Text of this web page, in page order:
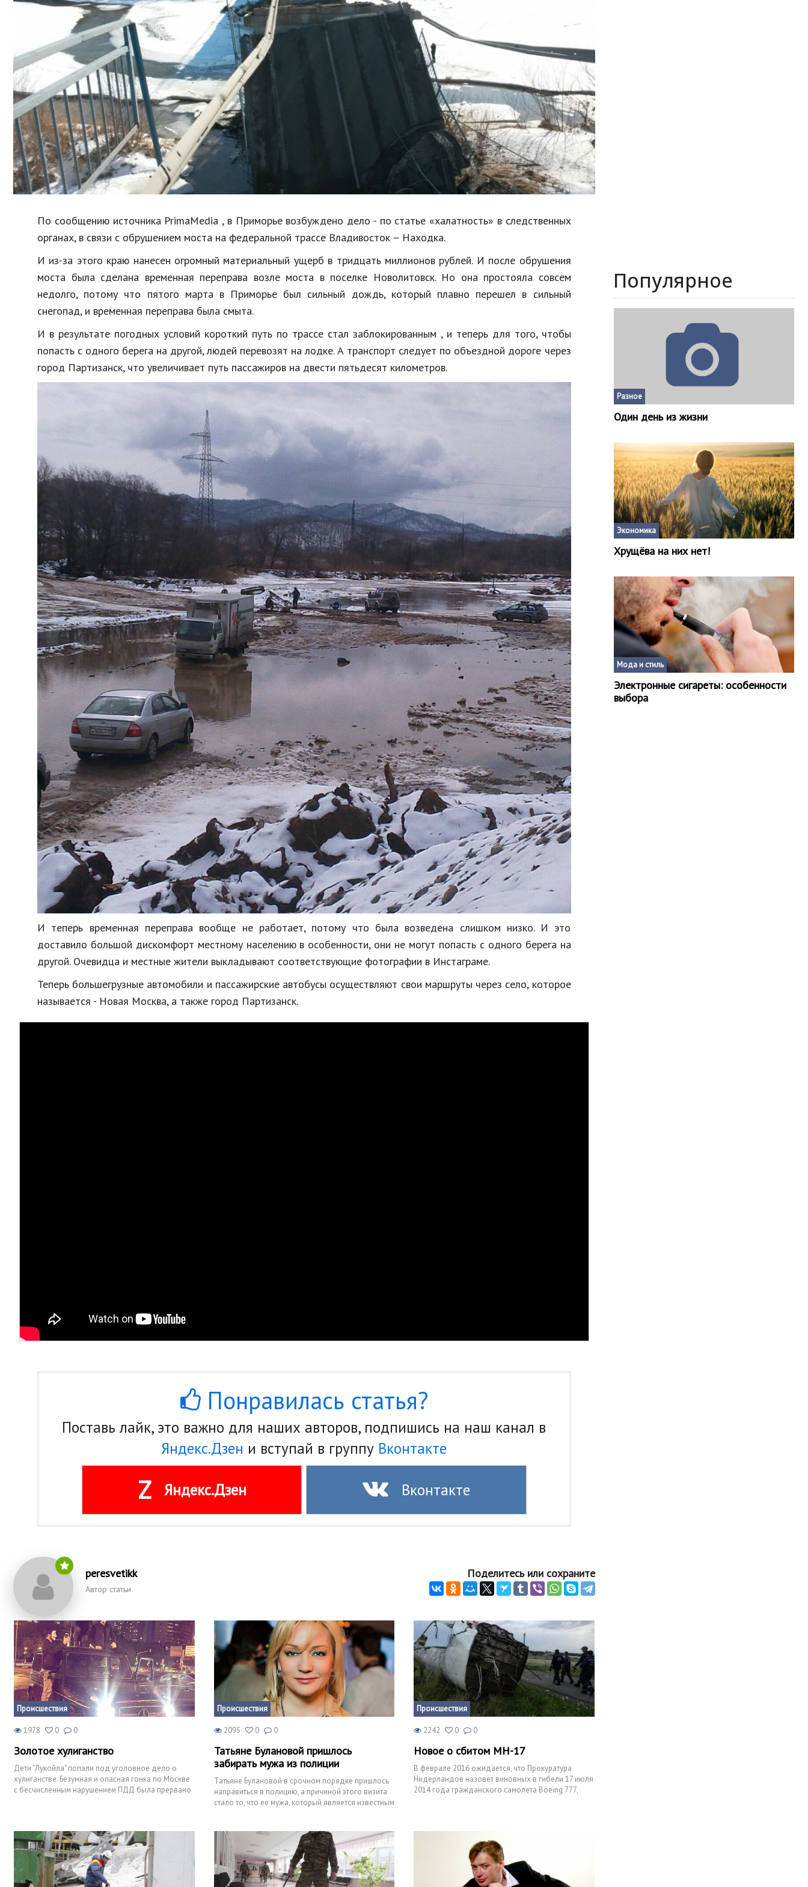
Образование
В мире
Культура
Авто, мото
Спорт
Знаменитости
Недвижимость
Спорт и фитнес
Психология и отношения
Творчество и рукоделие
Работа и бизнес
Еда и напитки
Хобби и развлечения
Финансы
Юриспруденция
Природа
Образование
Наука и технологии
По сообщению источника PrimaMedia , в Приморье возбуждено дело - по статье «халатность» в следственных
органах, в связи с обрушением моста на федеральной трассе Владивосток – Находка.
И из-за этого краю нанесен огромный материальный ущерб в тридцать миллионов рублей. И после обрушения
моста была сделана временная переправа возле моста в поселке Новолитовск. Но она простояла совсем
недолго, потому что пятого марта в Приморье был сильный дождь, который плавно перешел в сильный
снегопад, и временная переправа была смыта.
И в результате погодных условий короткий путь по трассе стал заблокированным , и теперь для того, чтобы
попасть с одного берега на другой, людей перевозят на лодке. А транспорт следует по объездной дороге через
город Партизанск, что увеличивает путь пассажиров на двести пятьдесят километров.
И теперь временная переправа вообще не работает, потому что была возведена слишком низко. И это
доставило большой дискомфорт местному населению в особенности, они не могут попасть с одного берега на
другой. Очевидца и местные жители выкладывают соответствующие фотографии в Инстаграме.
Теперь большегрузные автомобили и пассажирские автобусы осуществляют свои маршруты через село, которое
называется - Новая Москва, а также город Партизанск.
Понравилась статья?
Поставь лайк, это важно для наших авторов, подпишись на наш канал в
Яндекс.Дзен и вступай в группу Вконтакте
Z Яндекс.Дзен Вконтакте
peresvetikk
Автор статьи
Поделитесь или сохраните
Происшествия
1978 0 0
Золотое хулиганство
Дети "Лукойла" попали под уголовное дело о
хулиганстве. Безумная и опасная гонка по Москве
с бесчисленным нарушением ПДД была прервано
Происшествия
2095 0 0
Татьяне Булановой пришлось
забирать мужа из полиции
Татьяне Булановой в срочном порядке пришлось
направиться в полицию, а причиной этого визита
стало то, что ее мужа, который является известным
Происшествия
2242 0 0
Новое о сбитом МН-17
В феврале 2016 ожидается, что Прокуратура
Нидерландов назовет виновных в гибели 17 июля
2014 года гражданского самолета Boeing 777,
Популярное
Разное
Один день из жизни
Экономика
Хрущёва на них нет!
Мода и стиль
Электронные сигареты: особенности
выбора